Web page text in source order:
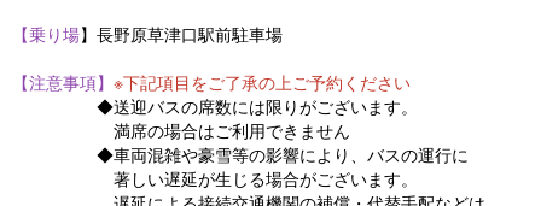
【乗り場】長野原草津口駅前駐車場
【注意事項】 ※下記項目をご了承の上ご予約ください
◆送迎バスの席数には限りがございます。
満席の場合はご利用できません
◆車両混雑や豪雪等の影響により、バスの運行に
著しい遅延が生じる場合がございます。